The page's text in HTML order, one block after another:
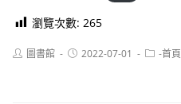
瀏覽次數: 265
Post圖書館
Post2022-07-01
Post-首